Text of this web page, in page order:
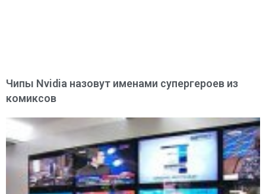
Чипы Nvidia назовут именами супергероев из
комиксов